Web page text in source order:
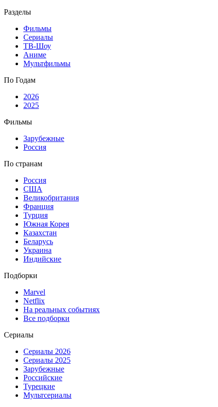
Разделы
Фильмы
Сериалы
ТВ-Шоу
Аниме
Мультфильмы
По Годам
2026
2025
Фильмы
Зарубежные
Россия
По странам
Россия
США
Великобритания
Франция
Турция
Южная Корея
Казахстан
Беларусь
Украина
Индийские
Подборки
Marvel
Netflix
На реальных событиях
Все подборки
Сериалы
Сериалы 2026
Сериалы 2025
Зарубежные
Российские
Турецкие
Мультсериалы